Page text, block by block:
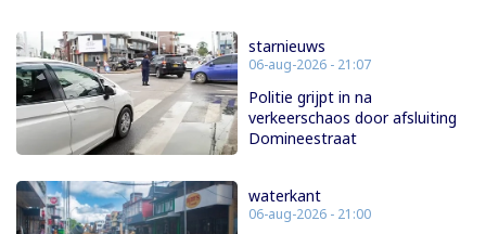
starnieuws
06-aug-2026 - 21:07
Politie grijpt in na
verkeerschaos door afsluiting
Domineestraat
waterkant
06-aug-2026 - 21:00